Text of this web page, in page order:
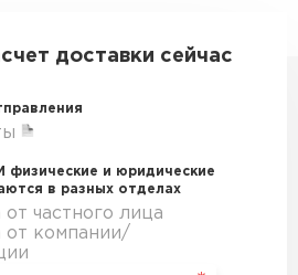
доставки сейчас
физические и юридические
в разных отделах
частного лица
от компании/